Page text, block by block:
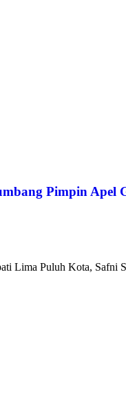
Pimpin Apel
Lima Puluh Kota, Safni